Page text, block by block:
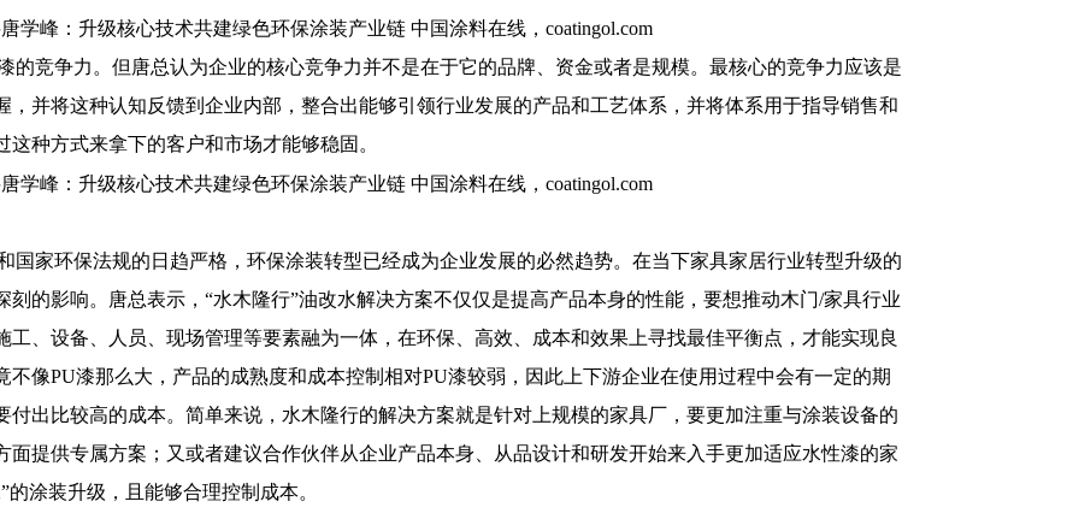
竞争力。但唐总认为企业的核心竞争力并不是在于它的品牌、资金或者是规模。最核心的竞争力应该是
并将这种认知反馈到企业内部，整合出能够引领行业发展的产品和工艺体系，并将体系用于指导销售和
种方式来拿下的客户和市场才能够稳固。
家环保法规的日趋严格，环保涂装转型已经成为企业发展的必然趋势。在当下家具家居行业转型升级的
的影响。唐总表示，“水木隆行”油改水解决方案不仅仅是提高产品本身的性能，要想推动木门/家具行业
、设备、人员、现场管理等要素融为一体，在环保、高效、成本和效果上寻找最佳平衡点，才能实现良
像PU漆那么大，产品的成熟度和成本控制相对PU漆较弱，因此上下游企业在使用过程中会有一定的期
出比较高的成本。简单来说，水木隆行的解决方案就是针对上规模的家具厂，要更加注重与涂装设备的
提供专属方案；又或者建议合作伙伴从企业产品本身、从品设计和研发开始来入手更加适应水性漆的家
涂装升级，且能够合理控制成本。